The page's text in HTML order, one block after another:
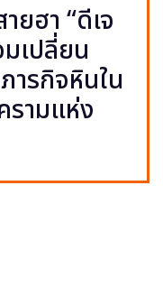
ยฮา “ดีเจ
เปลี่ยน
ารกิจหินใน
รามแห่ง